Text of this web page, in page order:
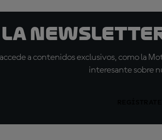
la
a contenidos exclusivos, como la
interesante sobre